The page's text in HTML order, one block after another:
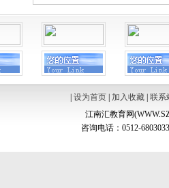
设为首页| 加入收藏| 联系
江南汇教育网
咨询电话：0512-